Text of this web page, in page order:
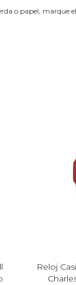
o papel, marque
Reloj